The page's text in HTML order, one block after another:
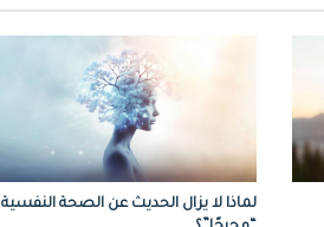
لماذا لا يزال الحديث عن الصحة النفسية